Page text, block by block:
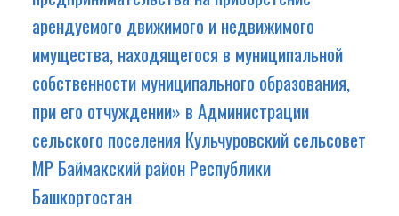
арендуемого движимого и недвижимого
имущества, находящегося в муниципальной
собственности муниципального образования,
при его отчуждении» в Администрации
сельского поселения Кульчуровский сельсовет
МР Баймакский район Республики
Башкортостан